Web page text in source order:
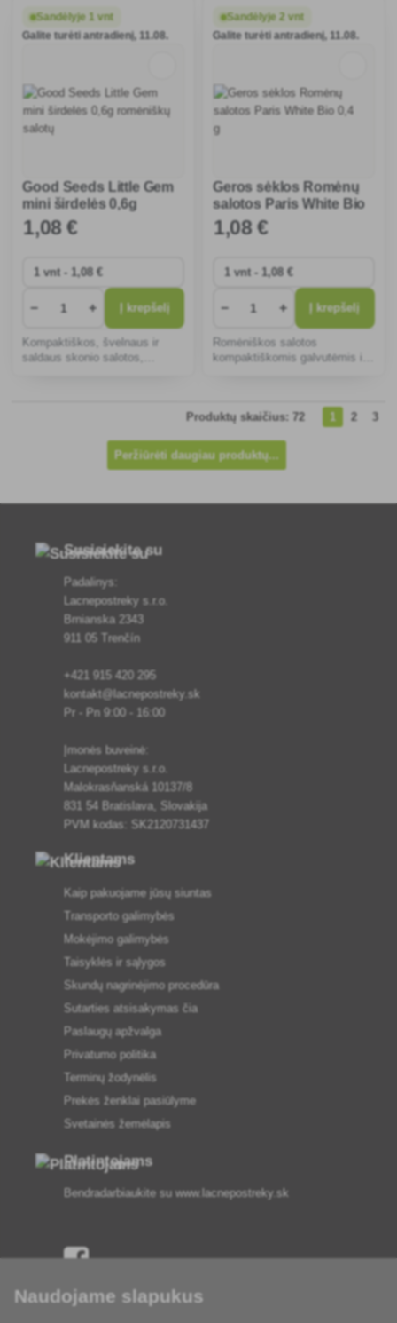
tinka sodinti pavasarį ir vasarą.
Lengva auginti, suteikia
vitaminų ir šviežumo tiesiai iš
Sandėlyje 1 vnt
Galite turėti antradienį, 11.08.
Good Seeds Little Gem
mini širdelės 0,6g
romėniškų salotų
1,08 €
− + Į krepšelį
Kompaktiškos, švelnaus ir
saldaus skonio salotos,
Sandėlyje 2 vnt
Galite turėti antradienį, 11.08.
Geros sėklos Romėnų
salotos Paris White Bio
0,4 g
1,08 €
− + Į krepšelį
Romėniškos salotos
kompaktiškomis galvutėmis ir
tinka ekologiškam auginimui,
tinka šviežioms salotoms ir
Produktų skaičius: 72 1 2 3
Peržiūrėti daugiau produktų...
Susisiekite su
Padalinys:
Lacnepostreky s.r.o.
Brnianska 2343
911 05 Trenčín
+421 915 420 295
kontakt@lacnepostreky.sk
Pr - Pn 9:00 - 16:00
Įmonės buveinė:
Lacnepostreky s.r.o.
Malokrasňanská 10137/8
831 54 Bratislava, Slovakija
PVM kodas: SK2120731437
Klientams
Kaip pakuojame jūsų siuntas
Transporto galimybės
Mokėjimo galimybės
Taisyklės ir sąlygos
Skundų nagrinėjimo procedūra
Sutarties atsisakymas čia
Paslaugų apžvalga
Privatumo politika
Terminų žodynėlis
Prekės ženklai pasiūlyme
Svetainės žemėlapis
Platintojams
Bendradarbiaukite su www.lacnepostreky.sk
Visada suteiksime jums ekspertų patarimų
Naudojame slapukus